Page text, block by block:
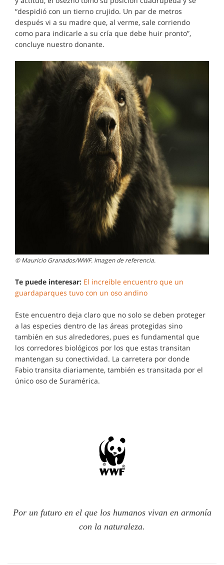
“despidió con un tierno crujido. Un par de metros
después vi a su madre que, al verme, sale corriendo
como para indicarle a su cría que debe huir pronto”,
concluye nuestro donante.
© Mauricio Granados/WWF. Imagen de referencia.
Te puede interesar: El increíble encuentro que un
guardaparques tuvo con un oso andino
Este encuentro deja claro que no solo se deben proteger
a las especies dentro de las áreas protegidas sino
también en sus alrededores, pues es fundamental que
los corredores biológicos por los que estas transitan
mantengan su conectividad. La carretera por donde
Fabio transita diariamente, también es transitada por el
único oso de Suramérica.
Por un futuro en el que los humanos vivan en armonía
con la naturaleza.